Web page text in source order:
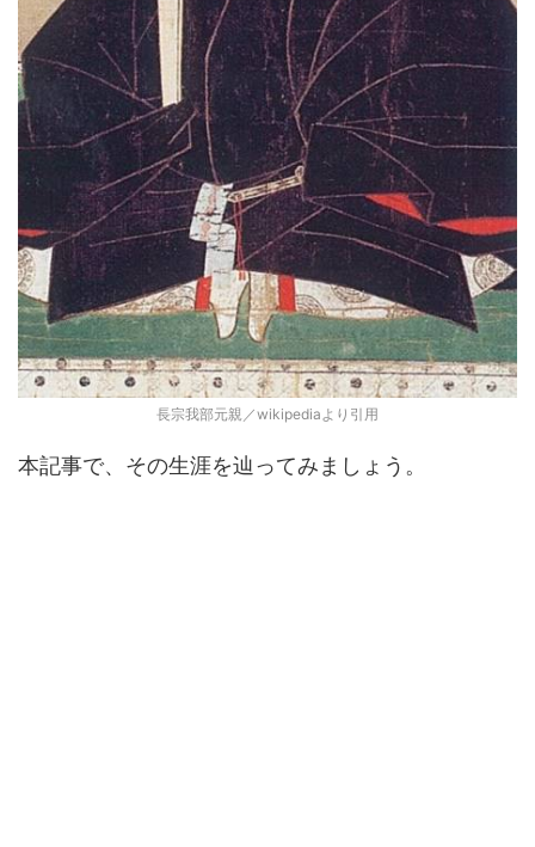
長宗我部元親／wikipediaより引用
本記事で、その生涯を辿ってみましょう。